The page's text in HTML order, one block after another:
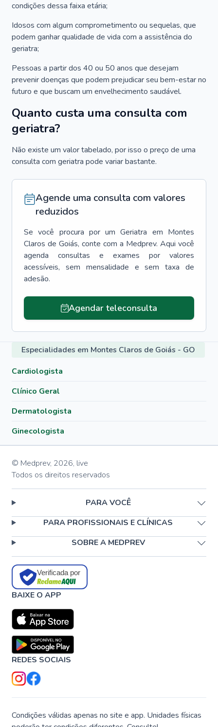
condições dessa faixa etária;
Idosos com algum comprometimento ou sequelas, que
podem ganhar qualidade de vida com a assistência do
geriatra;
Pessoas a partir dos 40 ou 50 anos que desejam
prevenir doenças que podem prejudicar seu bem-estar no
futuro e que buscam um envelhecimento saudável.
Quanto custa uma consulta com
geriatra?
Não existe um valor tabelado, por isso o preço de uma
consulta com geriatra pode variar bastante.
Agende uma consulta com valores
reduzidos
Se você procura por um Geriatra em Montes
Claros de Goiás, conte com a Medprev. Aqui você
agenda consultas e exames por valores
acessíveis, sem mensalidade e sem taxa de
adesão.
Agendar teleconsulta
Especialidades em Montes Claros de Goiás - GO
Cardiologista
Clínico Geral
Dermatologista
Ginecologista
© Medprev, 2026, live
Todos os direitos reservados
PARA VOCÊ
PARA PROFISSIONAIS E CLÍNICAS
SOBRE A MEDPREV
Verificada por
BAIXE O APP
REDES SOCIAIS
Condições válidas apenas no site e app. Unidades físicas